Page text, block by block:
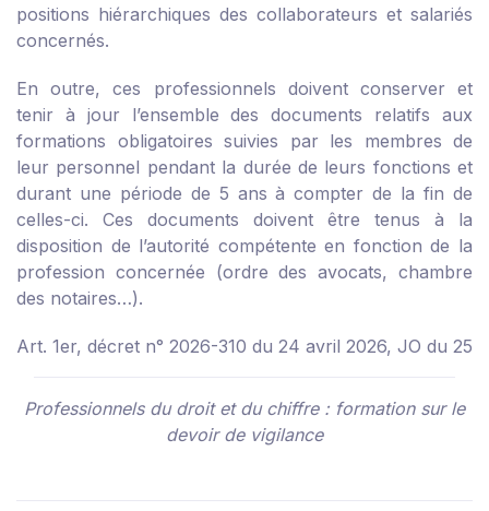
positions hiérarchiques des collaborateurs et salariés
concernés.
En outre, ces professionnels doivent conserver et
tenir à jour l’ensemble des documents relatifs aux
formations obligatoires suivies par les membres de
leur personnel pendant la durée de leurs fonctions et
durant une période de 5 ans à compter de la fin de
celles-ci. Ces documents doivent être tenus à la
disposition de l’autorité compétente en fonction de la
profession concernée (ordre des avocats, chambre
des notaires…).
Art. 1er, décret n° 2026-310 du 24 avril 2026, JO du 25
Professionnels du droit et du chiffre : formation sur le
devoir de vigilance